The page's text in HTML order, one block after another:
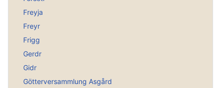
Freyja
Freyr
Frigg
Gerdr
Gidr
Götterversammlung Asgård